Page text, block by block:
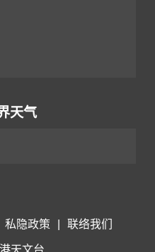
天气
私隐政策 联络我们